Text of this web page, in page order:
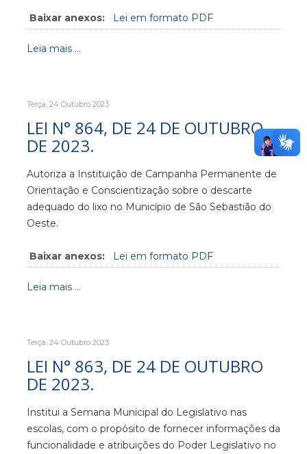
Baixar anexos: Lei em formato PDF
Leia mais ...
Terça, 24 Outubro 2023
LEI N° 864, DE 24 DE OUTUBRO
DE 2023.
Autoriza a Instituição de Campanha Permanente de
Orientação e Conscientização sobre o descarte
adequado do lixo no Município de São Sebastião do
Oeste.
Baixar anexos: Lei em formato PDF
Leia mais ...
Terça, 24 Outubro 2023
LEI N° 863, DE 24 DE OUTUBRO
DE 2023.
Institui a Semana Municipal do Legislativo nas
escolas, com o propósito de fornecer informações da
funcionalidade e atribuições do Poder Legislativo no